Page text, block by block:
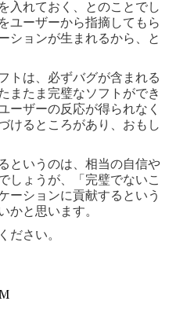
入れておく、とのことでし
ユーザーから指摘してもら
ションが生まれるから、と
トは、必ずバグが含まれる
またま完璧なソフトができ
ーザーの反応が得られなく
けるところがあり、おもし
というのは、相当の自信や
しょうが、「完璧でないこ
ーションに貢献するという
かと思います。
ださい。